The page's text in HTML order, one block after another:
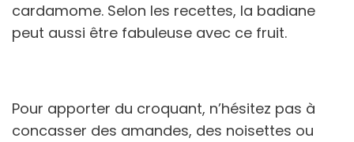
cardamome. Selon les recettes, la badiane
peut aussi être fabuleuse avec ce fruit.
Pour apporter du croquant, n’hésitez pas à
concasser des amandes, des noisettes ou